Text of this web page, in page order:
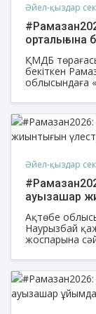
Әйел-қыздар
орталығына
ҚМДБ
бекіткен
облысындаға
мүмкіндігі
арнайы барып,
Әйел-қыздар
ауызашар
Ақтөбе
Наурызбай
жоспарына
ауызашардың
тұрғындарына